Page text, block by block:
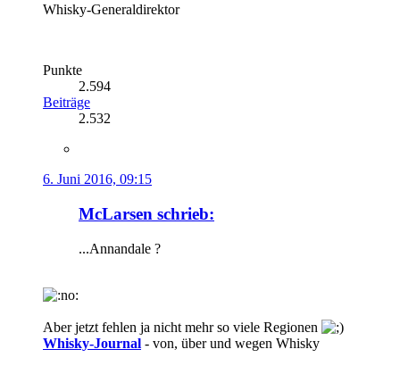
Whisky-Generaldirektor
Punkte
2.594
Beiträge
2.532
6. Juni 2016, 09:15
McLarsen schrieb:
...Annandale ?
Aber jetzt fehlen ja nicht mehr so viele Regionen
Whisky-Journal - von, über und wegen Whisky